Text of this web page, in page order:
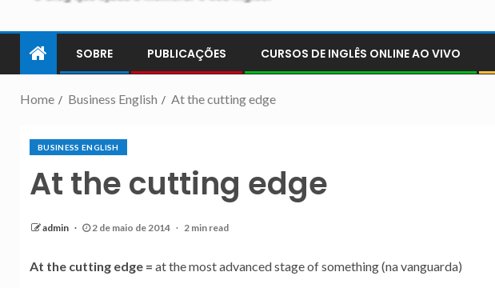
SOBRE PUBLICAÇÕES CURSOS DE INGLÊS ONLINE AO VIVO
Home Business English At the cutting edge
BUSINESS ENGLISH
At the cutting edge
admin 2 de maio de 2014 2 min read
At the cutting edge = at the most advanced stage of something (na vanguarda)